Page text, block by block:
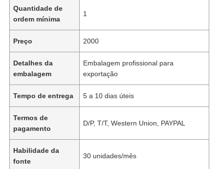
Quantidade de
ordem mínima
1
Preço 2000
Detalhes da
embalagem
Embalagem profissional para
exportação
Tempo de entrega 5 a 10 dias úteis
Termos de
pagamento
D/P, T/T, Western Union, PAYPAL
Habilidade da
fonte
30 unidades/mês